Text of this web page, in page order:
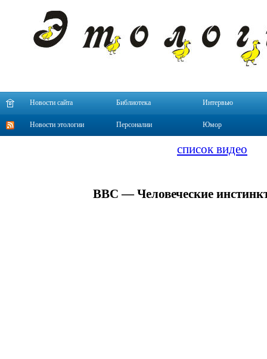
Новости сайта Библиотека Интервью
Новости этологии Персоналии Юмор
список видео
BBC — Человеческие